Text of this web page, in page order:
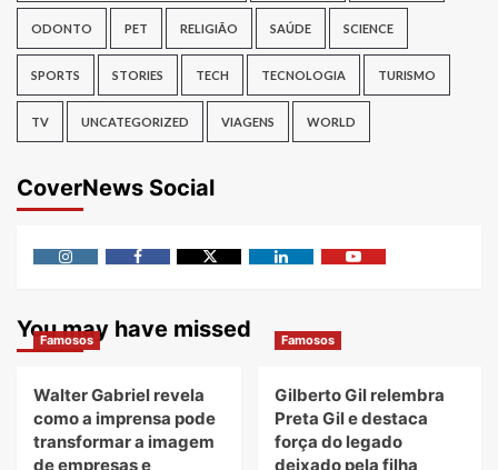
ODONTO PET RELIGIÃO SAÚDE SCIENCE
SPORTS STORIES TECH TECNOLOGIA TURISMO
TV UNCATEGORIZED VIAGENS WORLD
CoverNews Social
You may have missed
Famosos
Walter Gabriel revela
como a imprensa pode
transformar a imagem
de empresas e
Famosos
Gilberto Gil relembra
Preta Gil e destaca
força do legado
deixado pela filha